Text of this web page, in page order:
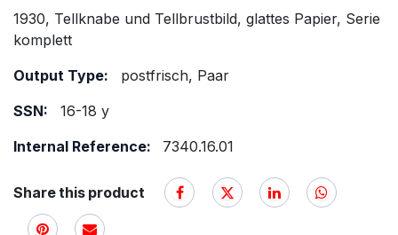
1930, Tellknabe und Tellbrustbild, glattes Papier, Serie
komplett
Output Type:
postfrisch, Paar
SSN:
16-18 y
Internal Reference:
7340.16.01
Share this product